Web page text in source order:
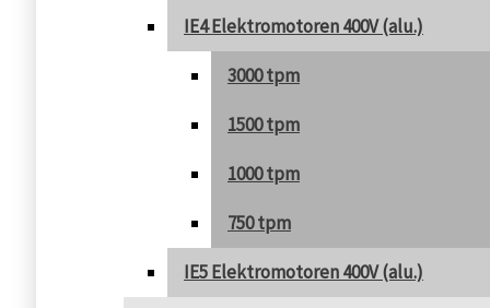
IE4 Elektromotoren 400V (alu.)
3000 tpm
1500 tpm
1000 tpm
750 tpm
IE5 Elektromotoren 400V (alu.)